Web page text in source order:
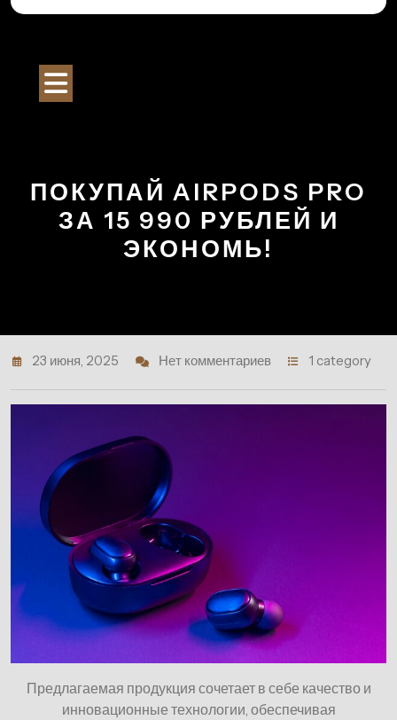
Перейти
ПОКУПАЙ AIRPODS PRO
ЗА 15 990 РУБЛЕЙ И
ЭКОНОМЬ!
23 июня, 2025 Нет комментариев 1 category
Предлагаемая продукция сочетает в себе качество и
инновационные технологии, обеспечивая